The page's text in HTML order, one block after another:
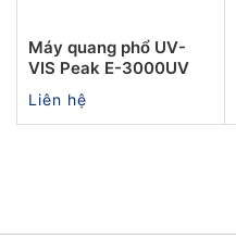
Máy quang phổ UV-
VIS Peak E-3000UV
Liên hệ